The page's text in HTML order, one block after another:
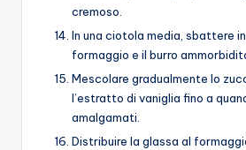
cremoso.
In una ciotola media, sbattere
formaggio e il burro
Mescolare gradualmente lo
l’estratto di vaniglia fino a
amalgamati.
Distribuire la glassa al